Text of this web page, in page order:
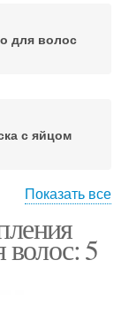
для волос
с яйцом
с яйцом
Показать все
волос: 5